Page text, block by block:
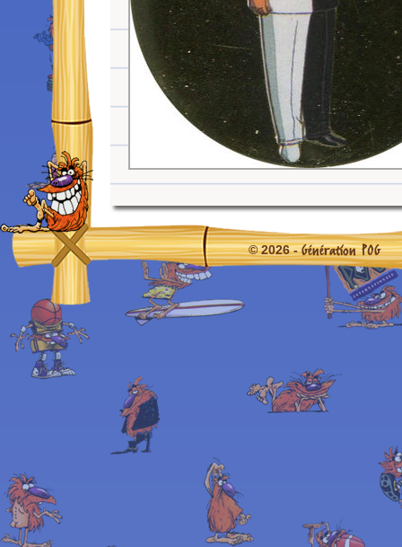
© 2026 -Génération POG